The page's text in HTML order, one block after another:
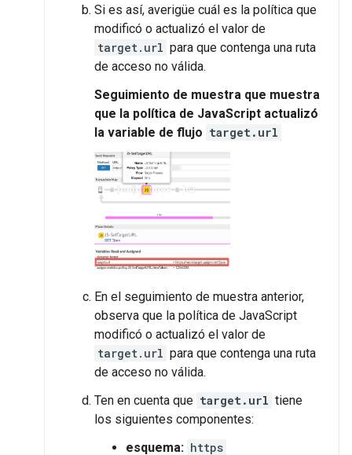
Si es así, averigüe cuál es la política que
modificó o actualizó el valor de
target.url para que contenga una ruta
de acceso no válida.
Seguimiento de muestra que muestra
que la política de JavaScript actualizó
la variable de flujo target.url
En el seguimiento de muestra anterior,
observa que la política de JavaScript
modificó o actualizó el valor de
target.url para que contenga una ruta
de acceso no válida.
Ten en cuenta que target.url tiene
los siguientes componentes:
esquema: https